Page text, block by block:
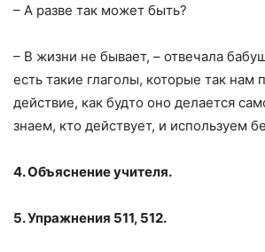
– А разве так может быть?
– В жизни не бывает, – отвечала
есть такие глаголы, которые так нам
действие, как будто оно делается
знаем, кто действует, и используем
4. Объяснение учителя.
5. Упражнения 511, 512.